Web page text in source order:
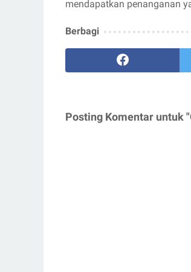
mendapatkan penanganan
Berbagi
Posting Komentar untuk